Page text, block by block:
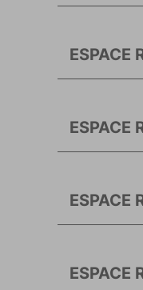
ESPACE
ESPACE
ESPACE
ESPACE